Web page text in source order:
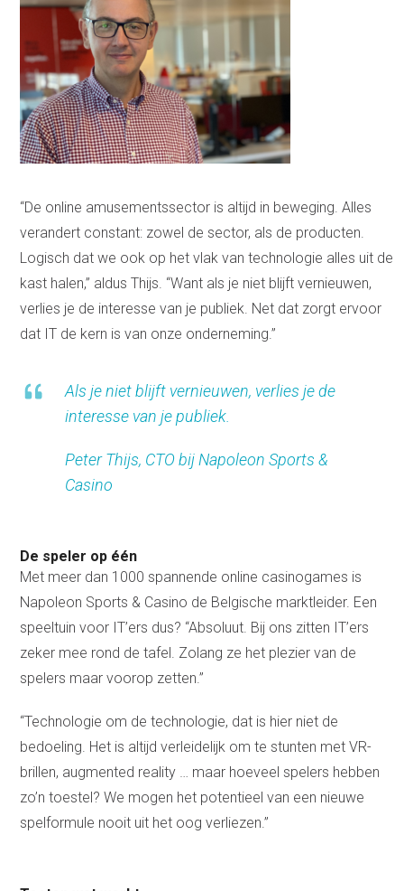
“De online amusementssector is altijd in beweging. Alles
verandert constant: zowel de sector, als de producten.
Logisch dat we ook op het vlak van technologie alles uit de
kast halen,” aldus Thijs. “Want als je niet blijft vernieuwen,
verlies je de interesse van je publiek. Net dat zorgt ervoor
dat IT de kern is van onze onderneming.”
Als je niet blijft vernieuwen, verlies je de
interesse van je publiek.
Peter Thijs, CTO bij Napoleon Sports &
Casino
De speler op één
Met meer dan 1000 spannende online casinogames is
Napoleon Sports & Casino de Belgische marktleider. Een
speeltuin voor IT’ers dus? “Absoluut. Bij ons zitten IT’ers
zeker mee rond de tafel. Zolang ze het plezier van de
spelers maar voorop zetten.”
“Technologie om de technologie, dat is hier niet de
bedoeling. Het is altijd verleidelijk om te stunten met VR-
brillen, augmented reality … maar hoeveel spelers hebben
zo’n toestel? We mogen het potentieel van een nieuwe
spelformule nooit uit het oog verliezen.”